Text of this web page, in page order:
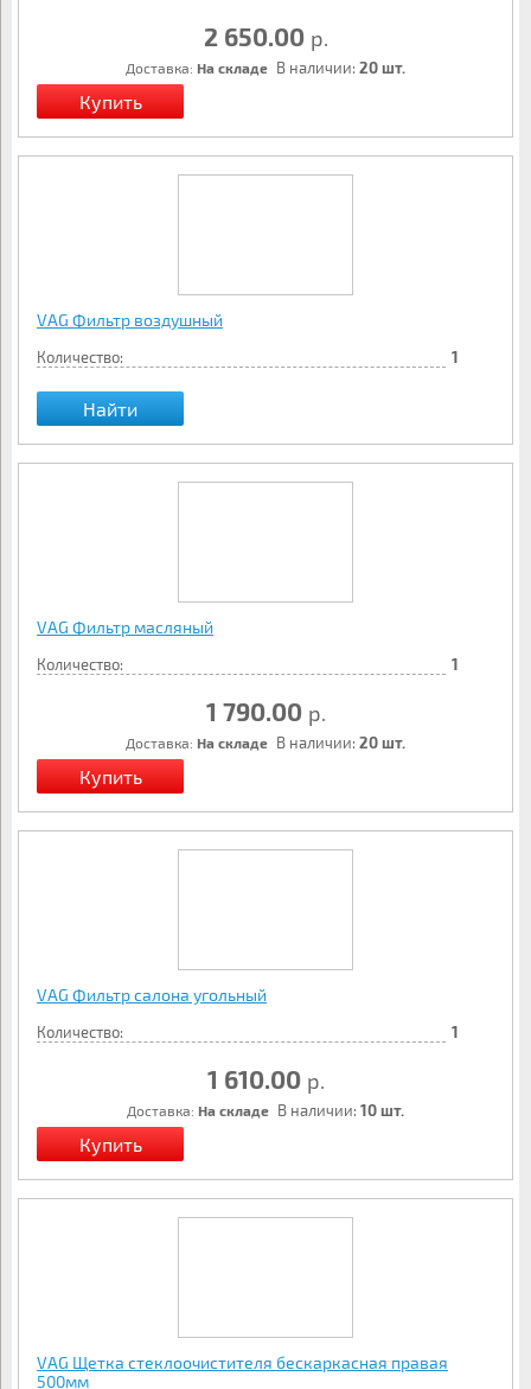
2 650.00 р.
Доставка: На складе В наличии: 20 шт.
VAG Фильтр воздушный
Количество: 1
Найти
VAG Фильтр масляный
Количество: 1
1 790.00 р.
Доставка: На складе В наличии: 20 шт.
VAG Фильтр салона угольный
Количество: 1
1 610.00 р.
Доставка: На складе В наличии: 10 шт.
VAG Щетка стеклоочистителя бескаркасная правая
500мм